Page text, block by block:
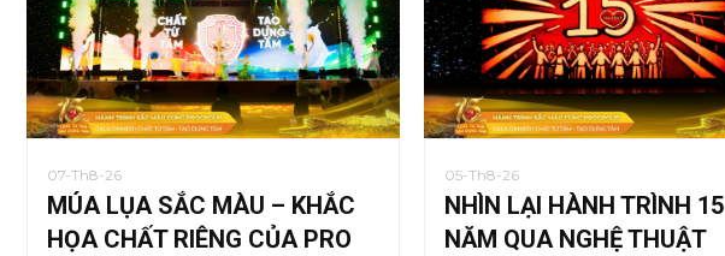
07-Th8-26
MÚA LỤA SẮC MÀU – KHẮC
HỌA CHẤT RIÊNG CỦA PRO
05-Th8-26
NHÌN LẠI HÀNH TRÌNH 15
NĂM QUA NGHỆ THUẬT